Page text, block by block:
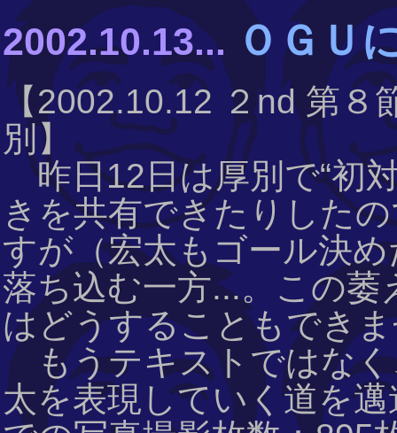
2002.10.13... ＯＧＵ
【2002.10.12 ２nd 第
別】
昨日12日は厚別で“初
きを共有できたりした
すが（宏太もゴール決
落ち込む一方...。この
はどうすることもでき
もうテキストではなく
太を表現していく道を